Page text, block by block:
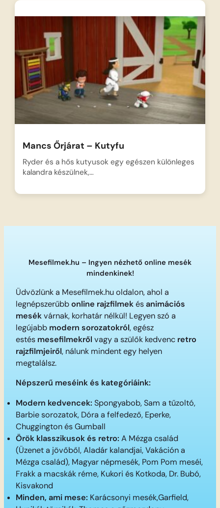
Mancs Őrjárat – Kutyfu
Ryder és a hős kutyusok egy egészen különleges
kalandra készülnek,…
Mesefilmek.hu – Ingyen nézhető online mesék
mindenkinek!
Üdvözlünk a Mesefilmek.hu oldalon, ahol a
legnépszerűbbonline rajzfilmekésanimációs
mesékvárnak, korhatár nélkül! Legyen szó a
legújabb modern sorozatokról, egész
estés mesefilmekről vagy a szülők kedvenc retro
rajzfilmjeiről, nálunk mindent egy helyen
megtalálsz.
Népszerű meséink és kategóriáink:
Modern kedvencek: Spongyabob, Sam a tűzoltó,
Barbie sorozatok, Dóra a felfedező, Eperke,
Chuggington és Gumball
Örök klasszikusok és retro: A Mézga család
(Üzenet a jövőből, Aladár kalandjai, Vakáción a
Mézga család), Magyar népmesék, Pom Pom meséi,
Frakk a macskák réme, Kukori és Kotkoda, Dr. Bubó,
Kisvakond
Minden, ami mese: Karácsonyi mesék,Garfield,